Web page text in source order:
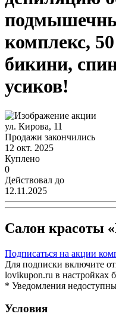
комплекс,
бикини,
усиков!
ул. Кирова, 11
Продажи закончились
12 окт. 2025
Куплено
0
Действовал до
12.11.2025
Салон красоты
Подписаться на акции
Для подписки включите
lovikupon.ru в настройках
* Уведомления
Условия